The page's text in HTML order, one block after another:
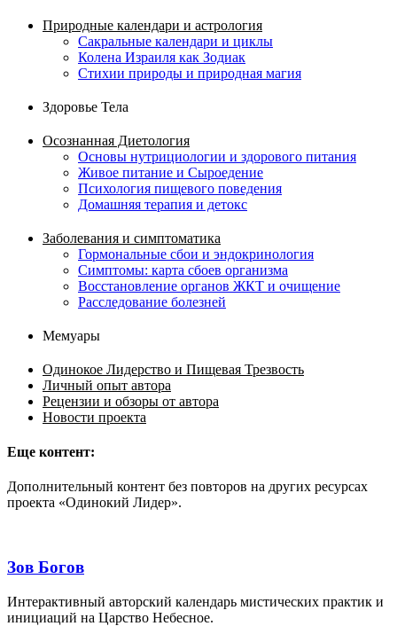
Природные календари и астрология
Сакральные календари и циклы
Колена Израиля как Зодиак
Стихии природы и природная магия
Здоровье Тела
Осознанная Диетология
Основы нутрициологии и здорового питания
Живое питание и Сыроедение
Психология пищевого поведения
Домашняя терапия и детокс
Заболевания и симптоматика
Гормональные сбои и эндокринология
Симптомы: карта сбоев организма
Восстановление органов ЖКТ и очищение
Расследование болезней
Мемуары
Одинокое Лидерство и Пищевая Трезвость
Личный опыт автора
Рецензии и обзоры от автора
Новости проекта
Еще контент:
Дополнительный контент без повторов на других ресурсах
проекта «Одинокий Лидер».
Зов Богов
Интерактивный авторский календарь мистических практик и
инициаций на Царство Небесное.